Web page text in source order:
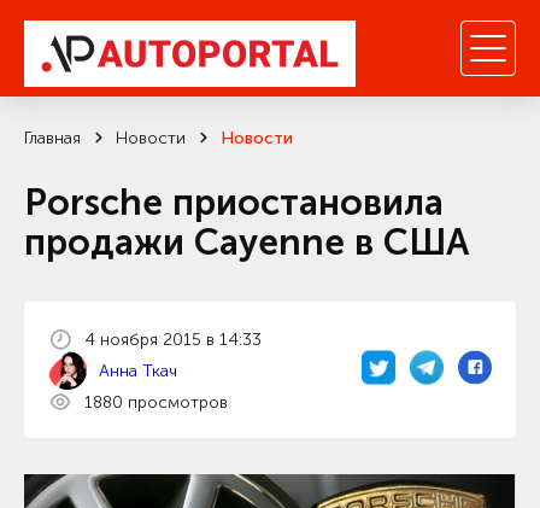
Главная Новости Новости
Porsche приостановила
продажи Cayenne в США
4 ноября 2015 в 14:33
Анна Ткач
1880 просмотров